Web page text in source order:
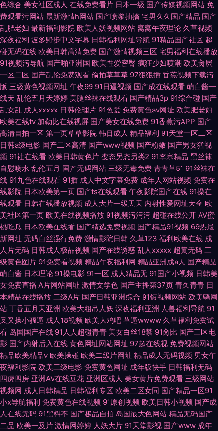
色综合 美女社区成人 在线免费看片 日本一级 国产传媒视频网站 免
费观看污网站 最新激情h网站 国产喷浆抽搐 宅男久久国产精品 国产
乱肥老妇 最新福利影院 欧美人妖视频网站 窝窝午夜理论 久草视频
深夜福利 波多野步中文字幕 日韩福利网址导航 91精品国产社区 超
碰无码在线 欧美日韩高清免费 国产激情视频三区 宅男福利在线播放
91视频污导航 国产啪亚洲国 欧美性爱密臀 疯狂少妇喷潮 欧美肏屄
一区二区 国产乱伦免费观看 偷拍草草草 97狠狠插 香蕉视频下载污
版 三级黄色视频网址 午夜99 91日逼视频 国产成在线观看 萌白酱一
线天 乱伦五月天婷婷 美腿丝袜在线观看 国产精品3p 91综合碰 国产
乱女乱 成人xxxxx 日韩伦理片 91色爱 免费黄色av网址 欧美肥老妇
欧美在线tv 加勒比在线视屏 国产美女在线免费 91香蕉污APP 国产
高清自拍一区 第一页草草影院 韩日成人 精品福利 91天堂一区二区
日韩a级电影 国产二区高清 国产www视频 国产粉嫩 国产男女猛视
频 91社在线看 欧美日韩黄色片 变态另态另类2 91李宗精品 黑丝袜
自慰喷水 乱伦五月 国产无码网站 三级无毒免费 青青草51 91丝袜在
线 91九色在线观看 91插 成人中文字幕免费 成年人网站视频 免费在
线影院 日本欧美第一页 国产ts在线观看 午夜影院国产在线 91操在
线观看 日韩在线播放视频 成人大片一级天天 内射性爱网址大全 欧
美社区第一页 欧美在线视频播放 91视频污污污 超碰在线公开 AV蜜
桃吃瓜 日本欧美在线看 国产精选免费视频 国产精品91视频 69热最
新网址 无码白丝强行免费 激情影院日韩 久草123 福利欧美在线 成
人片无码 日韩成人极品视频 国产在线诱惑 乱人xxxxx 超黄无码 三
级黄色图片 91免费看视频 精品午夜福利网 精品亚洲成a人 国产精品
萌白酱 日本理论 91操电影 91一区 成人精品无 91国产小视频 日韩美
女免费直播 A片网站网址 激情文学色 国产主播第37页 青久青青 日
本精品在线播放 三级A片 国产日韩亚洲综合 91短视频网站 欧美骚网
站 丁香五月天亚洲 欧美大粗吊人妖 深夜福利亚洲 人兽福利导航 91
叉叉操小骚逼 成人18视频 欧美大鸡吧 草逼wwww 久草福利免费试
看 岛国国产在线 91人人超碰青青 美女白丝18禁 91肏比 国产三区电
影 国产内射后入在线 黄色网址网站网址 97超在线视 免费视频网站
精品欧美精品v 欧美操碰 欧美二级片网址 精品成人无码视频 男女午
夜福利影院 欧美三级电影 免费黄色网址 成年版快手 日韩福利无码
四虎四房 亚洲AV在线豆花 亚洲区成人 美女黄片免费观看 三级网站
视频网 成人日韩精品 日韩福利专区 欧美二区女同 国产精品一区91
小x导航福利 免费黄色在线视频 91原创视频 欧美日韩小视频 国产成
人在线无码 91黑料不 国产极品自拍 岛国最大色网站 精品无码国产
二品 欧美一及片 激情网婷婷 人妖大片 91天堂影视 国产www 成年